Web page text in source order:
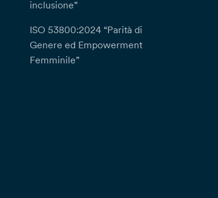
inclusione”
ISO 53800:2024 “Parità di
Genere ed Empowerment
Femminile”